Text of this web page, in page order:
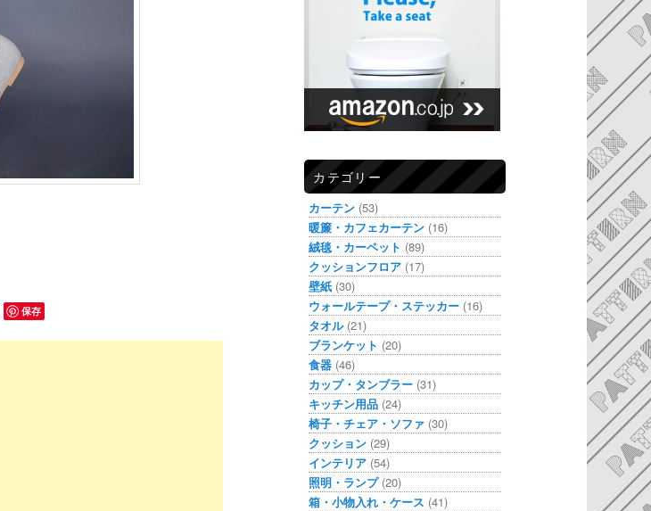
保存
カテゴリー
カーテン (53)
暖簾・カフェカーテン (16)
絨毯・カーペット (89)
クッションフロア (17)
壁紙 (30)
ウォールテープ・ステッカー (16)
タオル(21)
ブランケット (20)
食器 (46)
カップ・タンブラー (31)
キッチン用品 (24)
椅子・チェア・ソファ (30)
クッション (29)
インテリア (54)
照明・ランプ(20)
箱・小物入れ・ケース (41)